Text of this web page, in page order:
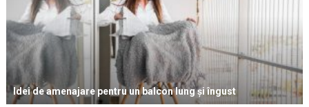
Idei de amenajare pentru un balcon lung și îngust